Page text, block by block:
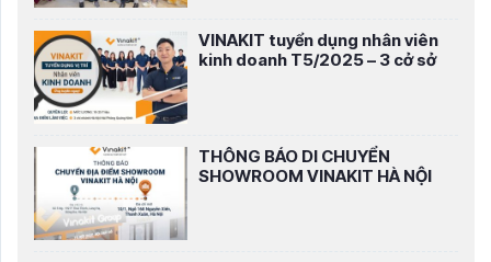
VINAKIT tuyển dụng nhân viên
kinh doanh T5/2025 – 3 cở sở
THÔNG BÁO DI CHUYỂN
SHOWROOM VINAKIT HÀ NỘI